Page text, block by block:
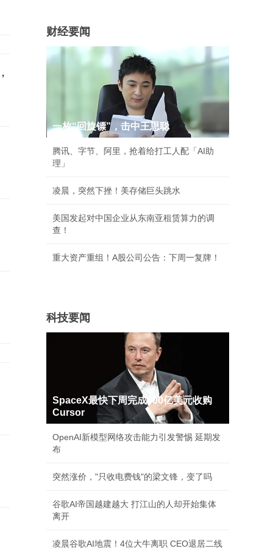
财经要闻
一枚“回旋镖”，击中王思聪
腾讯、字节、阿里，抢着给打工人配「AI助
理」
凌晨，突然下挫！美存储巨头跳水
美国发起对中国企业从东南亚租赁算力的调
查！
重大资产重组！A股公司公告：下周一复牌！
科技要闻
SpaceX最快下周完成600亿美元收购
Cursor
OpenAI新模型网络攻击能力引发警惕 延期发
布
突然涨价，"只收电费钱"的梁文锋，变了吗
谷歌AI帝国越建越大 打江山的人却开始集体
离开
凌晨谷歌AI地震！4位大牛离职 CEO退居二线